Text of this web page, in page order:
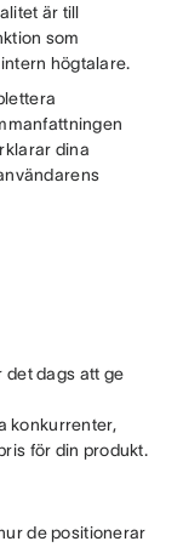
är till
som
högtalare.
dina
det dags att ge
konkurrenter,
för din produkt.
de positionerar